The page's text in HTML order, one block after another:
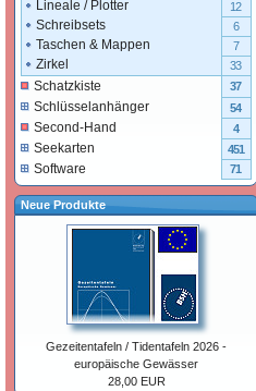
Lineale / Plotter 12
Schreibsets 6
Taschen & Mappen 7
Zirkel 33
Schatzkiste 37
Schlüsselanhänger 54
Second-Hand 4
Seekarten 451
Software 71
Neue Produkte
Gezeitentafeln / Tidentafeln 2026 -
europäische Gewässer
28,00 EUR